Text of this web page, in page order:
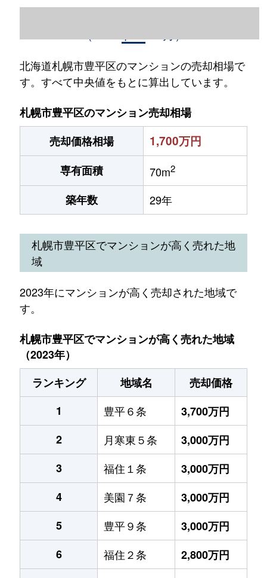
北海道札幌市豊平区のマンションの売却相場で
す。すべて中央値をもとに算出しています。
札幌市豊平区のマンション売却相場
売却価格相場
1,700万円
専有面積 70m2
築年数 29年
札幌市豊平区でマンションが高く売れた地
域
2023年にマンションが高く売却された地域で
す。
札幌市豊平区でマンションが高く売れた地域
（2023年）
ランキング
地域名
売却価格
1
豊平６条
3,700万円
2
月寒東５条
3,000万円
3
福住１条
3,000万円
4
美園７条
3,000万円
5
豊平９条
3,000万円
6
福住２条
2,800万円